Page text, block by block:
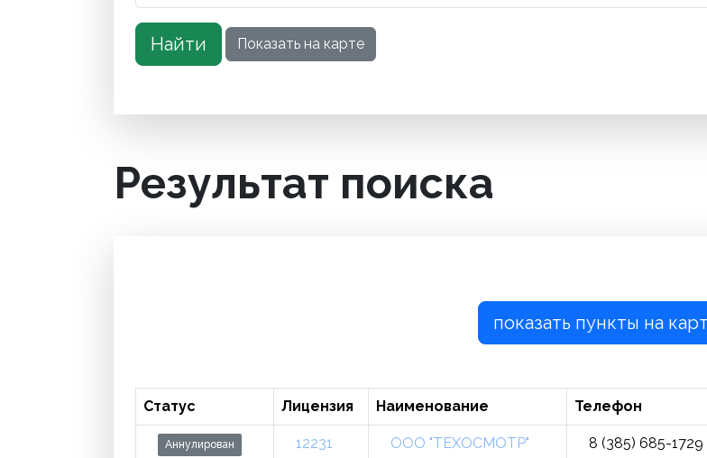
Результат поиска
показать пункты на
Статус Лицензия Наименование Телефон
Аннулирован 12231 ООО "ТЕХОСМОТР" 8 (385) 685-1729